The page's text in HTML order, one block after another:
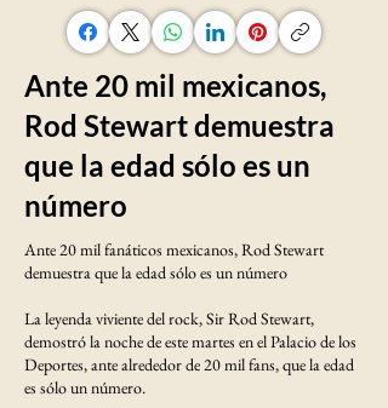
Ante 20 mil mexicanos,
Rod Stewart demuestra
que la edad sólo es un
número
Ante 20 mil fanáticos mexicanos, Rod Stewart
demuestra que la edad sólo es un número
La leyenda viviente del rock, Sir Rod Stewart,
demostró la noche de este martes en el Palacio de los
Deportes, ante alrededor de 20 mil fans, que la edad
es sólo un número.